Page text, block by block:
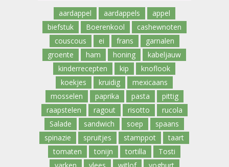
aardappel aardappels
appel
biefstuk
Boerenkool
cashewnoten
couscous
ei frans
garnalen
groente
ham honing
kabeljauw
kinderrecepten
kip
knoflook
koekjes
kruidig
mexicaans
mosselen
paprika pasta
pittig
raapstelen
ragout risotto
rucola
Salade
sandwich soep
spaans
spinazie
spruitjes stamppot
taart
tomaten
tonijn tortilla
Tosti